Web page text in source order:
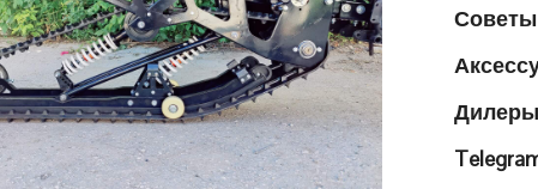
Советы